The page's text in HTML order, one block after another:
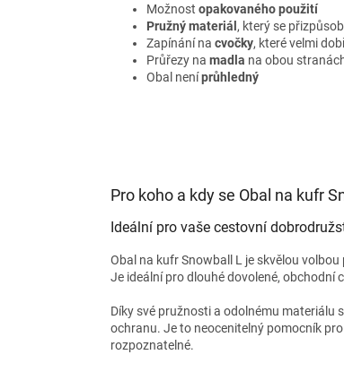
Možnost opakovaného použití
Pružný materiál, který se
Zapínání na cvočky, které velmi
Průřezy na madla na obou
Obal neníprůhledný
Pro koho a kdy se Obal na kufr
Ideální pro vaše cestovní
Obal na kufr Snowball L je skvělou
Je ideální pro dlouhé dovolené, obchodní
Díky své pružnosti a odolnému materiálu
ochranu. Je to neocenitelný pomocník
rozpoznatelné.